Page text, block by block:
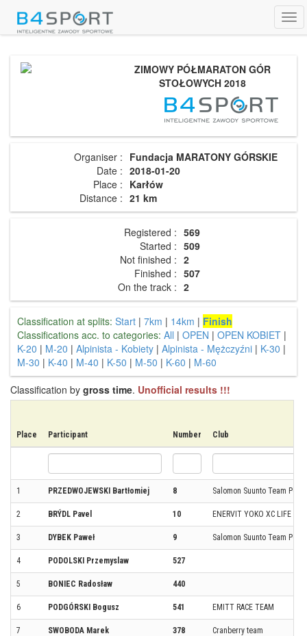
ZIMOWY PÓŁMARATON GÓR
STOŁOWYCH 2018
Organiser : Fundacja MARATONY GÓRSKIE
Date : 2018-01-20
Place : Karłów
Distance : 21 km
Registered : 569
Started : 509
Not finished : 2
Finished : 507
On the track : 2
Classification at splits: Start | 7km | 14km | Finish
Classifications acc. to categories: All | OPEN | OPEN KOBIET |
K-20 | M-20 | Alpinista - Kobiety | Alpinista - Mężczyźni | K-30 |
M-30 | K-40 | M-40 | K-50 | M-50 | K-60 | M-60
Classification by gross time. Unofficial results !!!
Place Participant Number Club
1 PRZEDWOJEWSKI Bartłomiej 8 Salomon Suunto Team
2 BRÝDL Pavel 10 ENERVIT YOKO XC LIFE
3 DYBEK Paweł 9 Salomon Suunto Team
4 PODOLSKI Przemyslaw 527
5 BONIEC Radosław 440
6 PODGÓRSKI Bogusz 541 EMITT RACE TEAM
7 SWOBODA Marek 378 Cranberry team